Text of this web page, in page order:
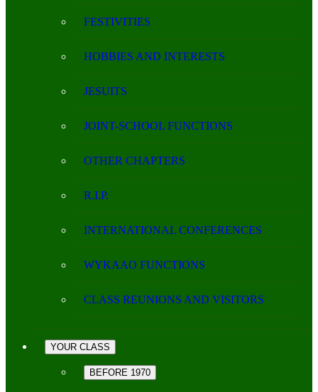
FESTIVITIES
HOBBIES AND INTERESTS
JESUITS
JOINT-SCHOOL FUNCTIONS
OTHER CHAPTERS
R.I.P.
INTERNATIONAL CONFERENCES
WYKAAO FUNCTIONS
CLASS REUNIONS AND VISITORS
YOUR CLASS
BEFORE 1970